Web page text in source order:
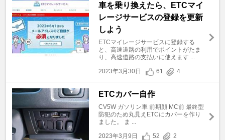
車を乗り換えたら、ETCマイ
レージサービスの登録を更新
しよう
ETCマイレージサービスに登録する
と、高速道路の利用でポイントがたま
り、高速道路の支払いに使えます ...
2023年3月30日
61 4
ETCカバー自作
CV5W ガソリン車 前期顔 MC前 最終型
防犯のため丸見えETCにカバーを作り
ました。 ま ...
2023年3月9日
52 2